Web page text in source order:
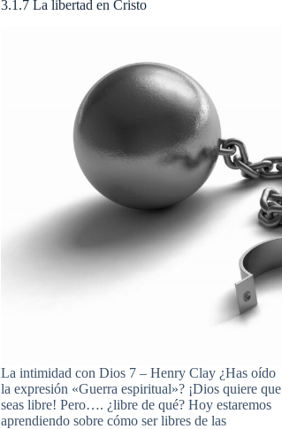
3.1.7 La libertad en Cristo
La intimidad con Dios 7 – Henry Clay ¿Has oído
la expresión «Guerra espiritual»? ¡Dios quiere que
seas libre! Pero…. ¿libre de qué? Hoy estaremos
aprendiendo sobre cómo ser libres de las